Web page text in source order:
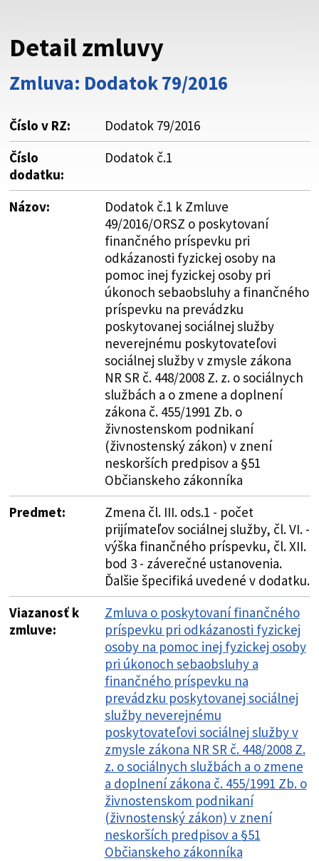
Buďte pozorní a vždy sa uistite, že zdieľate informácie iba
cez zabezpečenú webovú stránku. Zabezpečená stránka
vždy začína https:// pred názvom domény webového sídla.
Detail zmluvy
Zmluva: Dodatok 79/2016
Číslo v RZ:
Dodatok 79/2016
Číslo
dodatku:
Dodatok č.1
Názov:
Dodatok č.1 k Zmluve
49/2016/ORSZ o poskytovaní
finančného príspevku pri
odkázanosti fyzickej osoby na
pomoc inej fyzickej osoby pri
úkonoch sebaobsluhy a finančného
príspevku na prevádzku
poskytovanej sociálnej služby
neverejnému poskytovateľovi
sociálnej služby v zmysle zákona
NR SR č. 448/2008 Z. z. o sociálnych
službách a o zmene a doplnení
zákona č. 455/1991 Zb. o
živnostenskom podnikaní
(živnostenský zákon) v znení
neskorších predpisov a §51
Občianskeho zákonníka
Predmet:
Zmena čl. III. ods.1 - počet
prijímateľov sociálnej služby, čl. VI. -
výška finančného príspevku, čl. XII.
bod 3 - záverečné ustanovenia.
Ďalšie špecifiká uvedené v dodatku.
Viazanosť k
zmluve:
Zmluva o poskytovaní finančného
príspevku pri odkázanosti fyzickej
osoby na pomoc inej fyzickej osoby
pri úkonoch sebaobsluhy a
finančného príspevku na
prevádzku poskytovanej sociálnej
služby neverejnému
poskytovateľovi sociálnej služby v
zmysle zákona NR SR č. 448/2008 Z.
z. o sociálnych službách a o zmene
a doplnení zákona č. 455/1991 Zb. o
živnostenskom podnikaní
(živnostenský zákon) v znení
neskorších predpisov a §51
Občianskeho zákonníka